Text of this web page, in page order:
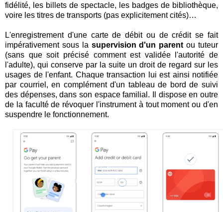
fidélité, les billets de spectacle, les badges de bibliothèque,
voire les titres de transports (pas explicitement cités)…
L'enregistrement d'une carte de débit ou de crédit se fait
impérativement sous la supervision d'un parent ou tuteur
(sans que soit précisé comment est validée l'autorité de
l'adulte), qui conserve par la suite un droit de regard sur les
usages de l'enfant. Chaque transaction lui est ainsi notifiée
par courriel, en complément d'un tableau de bord de suivi
des dépenses, dans son espace familial. Il dispose en outre
de la faculté de révoquer l'instrument à tout moment ou d'en
suspendre le fonctionnement.